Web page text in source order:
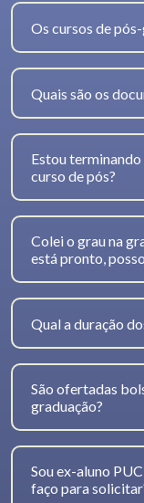
Os cursos de
Quais são os
Estou
curso de pós?
Colei o grau na
está pronto,
Qual a duração
São ofertadas
graduação?
Sou ex-aluno
faço para